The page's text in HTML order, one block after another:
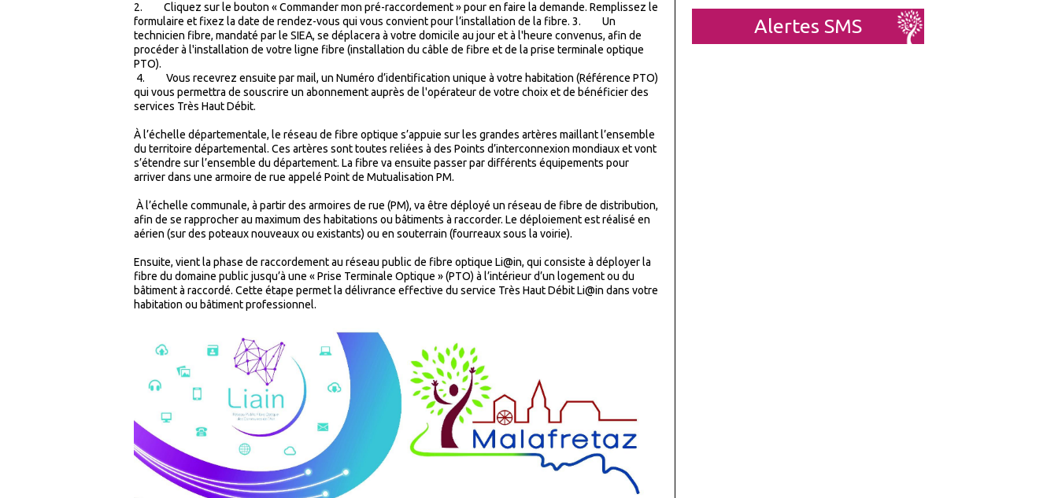
2. Cliquez sur le bouton « Commander mon pré-raccordement » pour en faire la demande. Remplissez le
formulaire et fixez la date de rendez-vous qui vous convient pour l’installation de la fibre. 3. Un
technicien fibre, mandaté par le SIEA, se déplacera à votre domicile au jour et à l'heure convenus, afin de
procéder à l'installation de votre ligne fibre (installation du câble de fibre et de la prise terminale optique
PTO).
4. Vous recevrez ensuite par mail, un Numéro d’identification unique à votre habitation (Référence PTO)
qui vous permettra de souscrire un abonnement auprès de l'opérateur de votre choix et de bénéficier des
services Très Haut Débit.
À l’échelle départementale, le réseau de fibre optique s’appuie sur les grandes artères maillant l’ensemble
du territoire départemental. Ces artères sont toutes reliées à des Points d’interconnexion mondiaux et vont
s’étendre sur l’ensemble du département. La fibre va ensuite passer par différents équipements pour
arriver dans une armoire de rue appelé Point de Mutualisation PM.
À l’échelle communale, à partir des armoires de rue (PM), va être déployé un réseau de fibre de distribution,
afin de se rapprocher au maximum des habitations ou bâtiments à raccorder. Le déploiement est réalisé en
aérien (sur des poteaux nouveaux ou existants) ou en souterrain (fourreaux sous la voirie).
Ensuite, vient la phase de raccordement au réseau public de fibre optique Li@in, qui consiste à déployer la
fibre du domaine public jusqu’à une « Prise Terminale Optique » (PTO) à l’intérieur d’un logement ou du
bâtiment à raccordé. Cette étape permet la délivrance effective du service Très Haut Débit Li@in dans votre
habitation ou bâtiment professionnel.
Alertes SMS